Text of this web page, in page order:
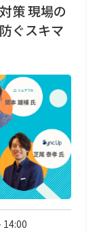
策 現場の
ぐスキマ
14:00